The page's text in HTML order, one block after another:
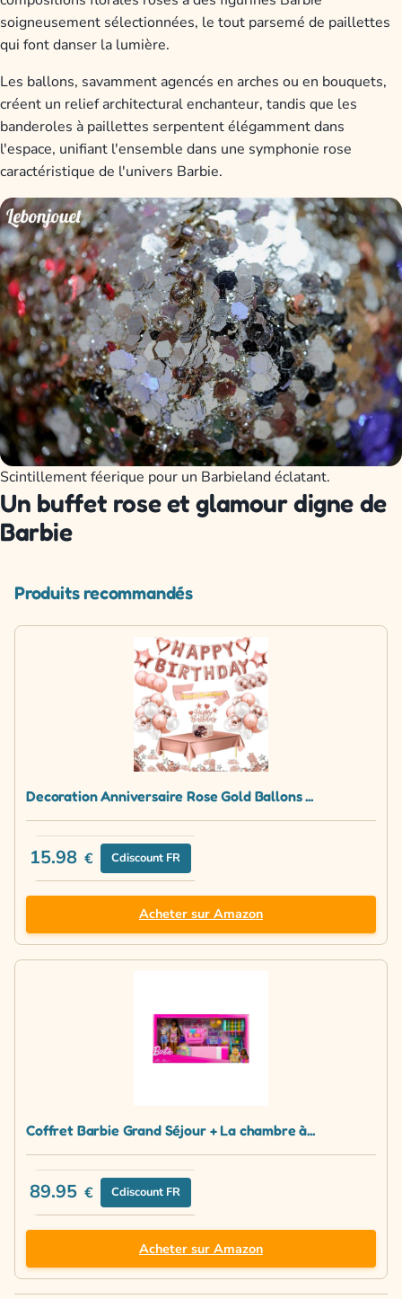
soigneusement sélectionnées, le tout parsemé de paillettes
qui font danser la lumière.
Les ballons, savamment agencés en arches ou en bouquets,
créent un relief architectural enchanteur, tandis que les
banderoles à paillettes serpentent élégamment dans
l'espace, unifiant l'ensemble dans une symphonie rose
caractéristique de l'univers Barbie.
Scintillement féerique pour un Barbieland éclatant.
Un buffet rose et glamour digne de
Barbie
Produits recommandés
Decoration Anniversaire Rose Gold Ballons ...
15.98 € Cdiscount FR
Acheter sur Amazon
Coffret Barbie Grand Séjour + La chambre à...
89.95 € Cdiscount FR
Acheter sur Amazon